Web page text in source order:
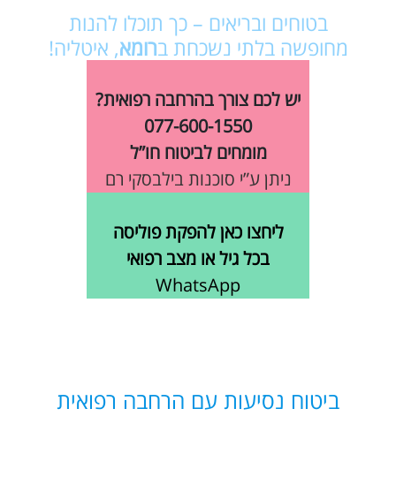
בטוחים ובריאים – כך תוכלו להנות
מחופשה בלתי נשכחת ברומא, איטליה!
יש לכם צורך בהרחבה רפואית?
077-600-1550
מומחים לביטוח חו”ל
ניתן ע”י סוכנות בילבסקי רם
ליחצו כאן להפקת פוליסה
בכל גיל או מצב רפואי
WhatsApp
ביטוח נסיעות עם הרחבה רפואית